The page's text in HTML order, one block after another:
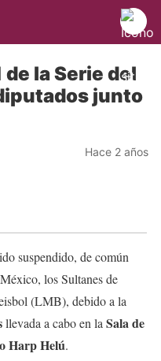
la Serie del
junto
Hace 2 años
suspendido, de común
los Sultanes de
(LMB), debido a la
llevada a cabo en la Sala de
Harp Helú.